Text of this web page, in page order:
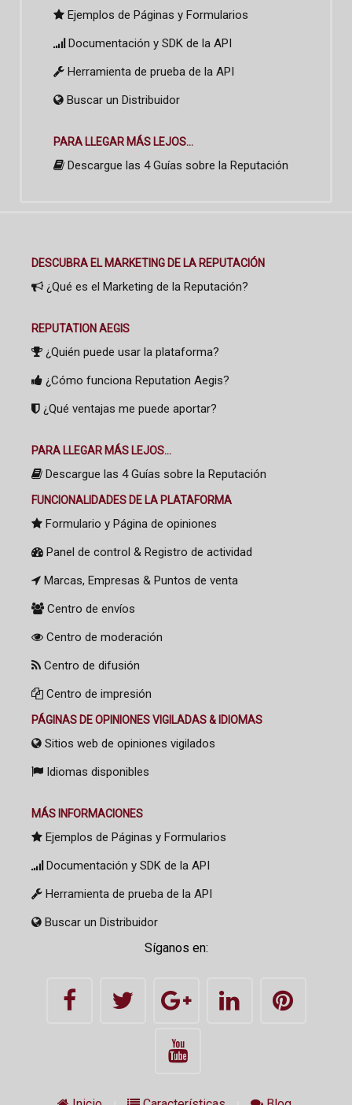
Ejemplos de Páginas y Formularios
Documentación y SDK de la API
Herramienta de prueba de la API
Buscar un Distribuidor
PARA LLEGAR MÁS LEJOS...
Descargue las 4 Guías sobre la Reputación
DESCUBRA EL MARKETING DE LA REPUTACIÓN
¿Qué es el Marketing de la Reputación?
REPUTATION AEGIS
¿Quién puede usar la plataforma?
¿Cómo funciona Reputation Aegis?
¿Qué ventajas me puede aportar?
PARA LLEGAR MÁS LEJOS...
Descargue las 4 Guías sobre la Reputación
FUNCIONALIDADES DE LA PLATAFORMA
Formulario y Página de opiniones
Panel de control & Registro de actividad
Marcas, Empresas & Puntos de venta
Centro de envíos
Centro de moderación
Centro de difusión
Centro de impresión
PÁGINAS DE OPINIONES VIGILADAS & IDIOMAS
Sitios web de opiniones vigilados
Idiomas disponibles
MÁS INFORMACIONES
Ejemplos de Páginas y Formularios
Documentación y SDK de la API
Herramienta de prueba de la API
Buscar un Distribuidor
Síganos en: